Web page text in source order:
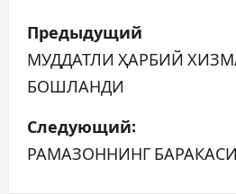
Н
а
в
и
г
Предыдущий
МУДДАТЛИ ҲАРБИЙ
БОШЛАНДИ
Следующий:
РАМАЗОННИНГ БАРАКАСИ